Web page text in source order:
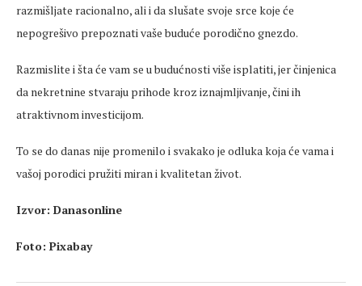
razmišljate racionalno, ali i da slušate svoje srce koje će
nepogrešivo prepoznati vaše buduće porodično gnezdo.
Razmislite i šta će vam se u budućnosti više isplatiti, jer činjenica
da nekretnine stvaraju prihode kroz iznajmljivanje, čini ih
atraktivnom investicijom.
To se do danas nije promenilo i svakako je odluka koja će vama i
vašoj porodici pružiti miran i kvalitetan život.
Izvor: Danasonline
Foto: Pixabay